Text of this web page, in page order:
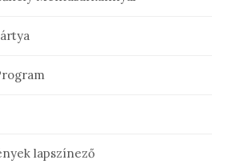
lapszínező